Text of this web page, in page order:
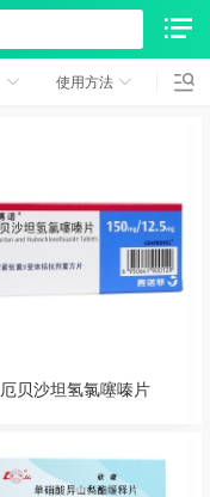
使用方法
厄贝沙坦氢氯噻嗪片